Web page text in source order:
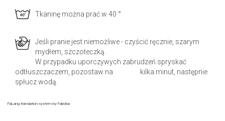
Tkaninę można prać w 40 °
Jeśli pranie jest niemożliwe - czyścić ręcznie, szarym
mydłem, szczoteczką.
W przypadku uporczywych zabrudzeń spryskać
odtłuszczaczem, pozostaw na kilka minut, następnie
spłucz wodą.
FaLang translation system by Faboba